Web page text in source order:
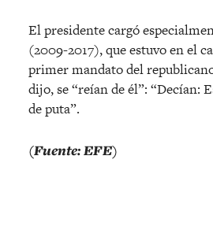
El presidente cargó
(2009-2017), que estuvo en el
primer mandato del
dijo, se “reían de él”: “Decían:
de puta”.
(Fuente: EFE)